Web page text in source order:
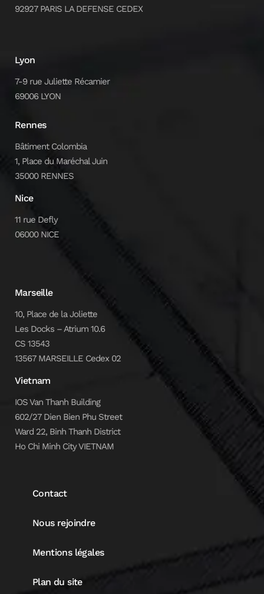
92927 PARIS LA DEFENSE CEDEX
Lyon
7-9 rue Juliette Récamier
69006 LYON
Rennes
Bâtiment Colombia
1, Place du Maréchal Juin
35000 RENNES
Nice
11 rue Defly
06000 NICE
Marseille
10, Place de la Joliette
Les Docks – Atrium 10.6
CS 13543
13567 MARSEILLE Cedex 02
Vietnam
IOS Van Thanh Building
602/27 Dien Bien Phu Street
Ward 22, Binh Thanh District
Ho Chi Minh City VIETNAM
Contact
Nous rejoindre
Mentions légales
Plan du site